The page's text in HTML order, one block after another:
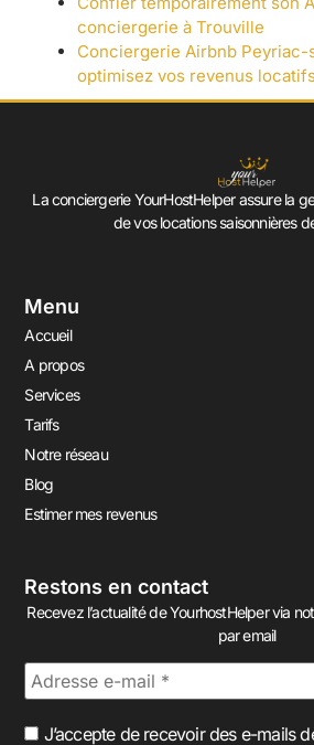
conciergerie à Trouville
Conciergerie Airbnb Peyriac-
optimisez vos revenus
La conciergerie YourHostHelper assure la
de vos locations saisonnières
Menu
Accueil
A propos
Services
Tarifs
Notre réseau
Blog
Estimer mes revenus
Restons en contact
Recevez l’actualité de YourhostHelper via
par email
J’accepte de recevoir des e-mails